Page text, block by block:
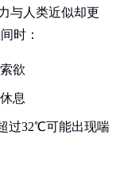
与人类近似却更
时：
欲
息
过32℃可能出现喘